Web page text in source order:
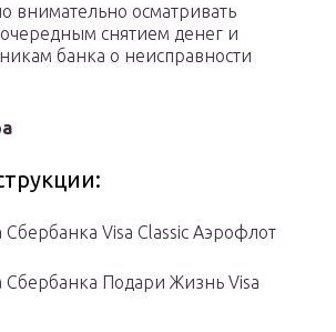
внимательно осматривать
снятием денег и
банка о неисправности
Сбербанка Visa Classic Аэрофлот
Сбербанка Подари Жизнь Visa